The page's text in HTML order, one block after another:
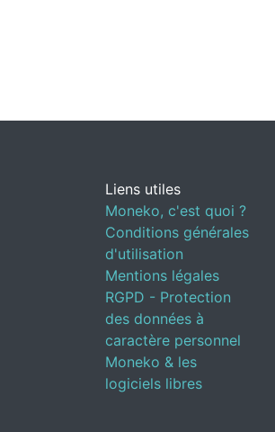
Liens utiles
Moneko, c'est quoi ?
Conditions générales
d'utilisation
Mentions légales
RGPD - Protection
des données à
caractère personnel
Moneko & les
logiciels libres